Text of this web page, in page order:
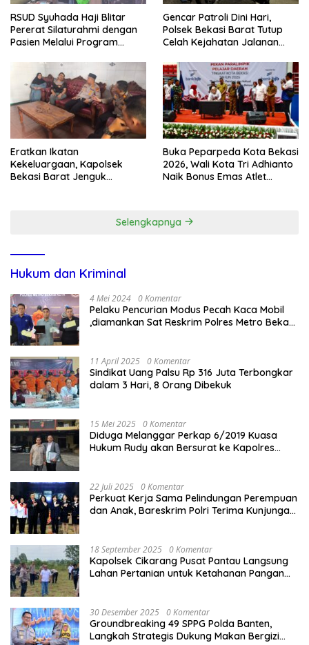
RSUD Syuhada Haji Blitar
Pererat Silaturahmi dengan
Pasien Melalui Program
Gencar Patroli Dini Hari,
Polsek Bekasi Barat Tutup
Celah Kejahatan Jalanan
Eratkan Ikatan
Kekeluargaan, Kapolsek
Bekasi Barat Jenguk
Buka Peparpeda Kota Bekasi
2026, Wali Kota Tri Adhianto
Naik Bonus Emas Atlet
Selengkapnya
Hukum dan Kriminal
4 Mei 2024 0 Komentar
Pelaku Pencurian Modus Pecah Kaca Mobil
,diamankan Sat Reskrim Polres Metro Bekasi
11 April 2025 0 Komentar
Sindikat Uang Palsu Rp 316 Juta Terbongkar
dalam 3 Hari, 8 Orang Dibekuk
15 Mei 2025 0 Komentar
Diduga Melanggar Perkap 6/2019 Kuasa
Hukum Rudy akan Bersurat ke Kapolres
22 Juli 2025 0 Komentar
Perkuat Kerja Sama Pelindungan Perempuan
dan Anak, Bareskrim Polri Terima Kunjungan
18 September 2025 0 Komentar
Kapolsek Cikarang Pusat Pantau Langsung
Lahan Pertanian untuk Ketahanan Pangan
30 Desember 2025 0 Komentar
Groundbreaking 49 SPPG Polda Banten,
Langkah Strategis Dukung Makan Bergizi